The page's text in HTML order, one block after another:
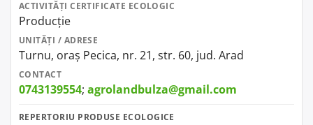
ACTIVITĂȚI CERTIFICATE ECOLOGIC
Producție
UNITĂȚI / ADRESE
Turnu, oraș Pecica, nr. 21, str. 60, jud. Arad
CONTACT
0743139554; agrolandbulza@gmail.com
REPERTORIU PRODUSE ECOLOGICE